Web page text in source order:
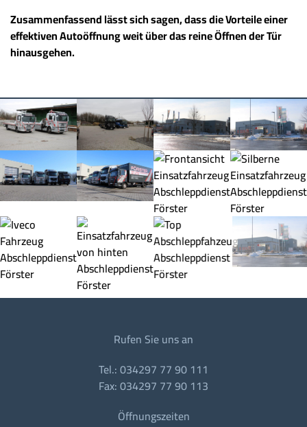
Zusammenfassend lässt sich sagen, dass die Vorteile einer
effektiven Autoöffnung weit über das reine Öffnen der Tür
hinausgehen.
Rufen Sie uns an
Tel.: 034297 77 90 111
Fax: 034297 77 90 113
Öffnungszeiten